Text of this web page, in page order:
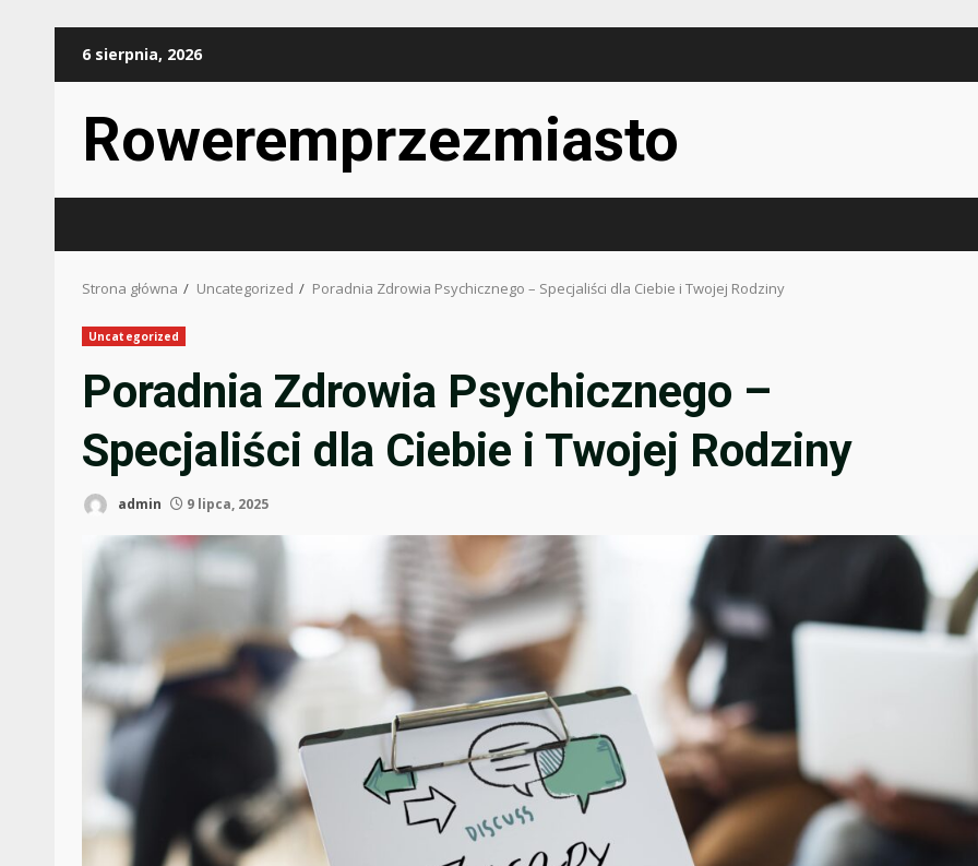
6 sierpnia, 2026
Roweremprzezmiasto
Strona główna Uncategorized Poradnia Zdrowia Psychicznego – Specjaliści dla Ciebie i Twojej Rodziny
Uncategorized
Poradnia Zdrowia Psychicznego –
Specjaliści dla Ciebie i Twojej Rodziny
admin 9 lipca, 2025